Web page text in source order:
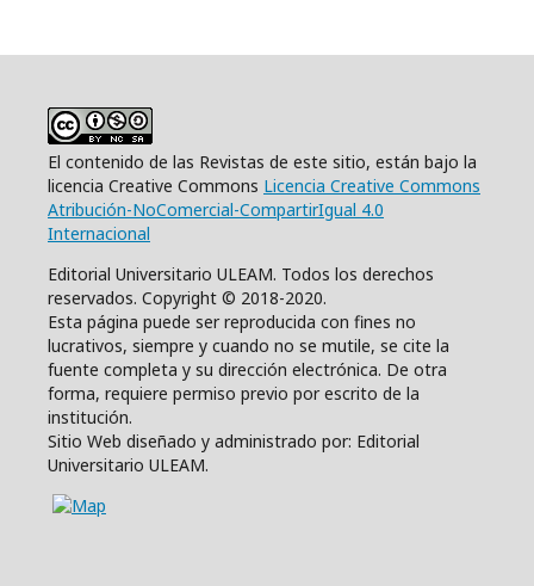
El contenido de las Revistas de este sitio, están bajo la
licencia Creative Commons Licencia Creative Commons
Atribución-NoComercial-CompartirIgual 4.0
Internacional
Editorial Universitario ULEAM. Todos los derechos
reservados. Copyright © 2018-2020.
Esta página puede ser reproducida con fines no
lucrativos, siempre y cuando no se mutile, se cite la
fuente completa y su dirección electrónica. De otra
forma, requiere permiso previo por escrito de la
institución.
Sitio Web diseñado y administrado por: Editorial
Universitario ULEAM.